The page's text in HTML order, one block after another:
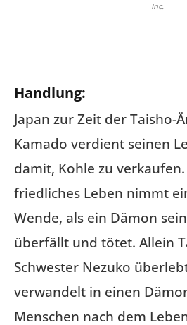
Inc.
Handlung:
Japan zur Zeit der Taisho-
Kamado verdient seinen
damit, Kohle zu
friedliches Leben nimmt
Wende, als ein Dämon
überfällt und tötet. Allein
Schwester Nezuko
verwandelt in einen
Menschen nach dem